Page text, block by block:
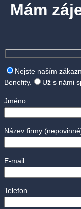
Mám
Nejste naším
Benefity.
Už s námi
Jméno
Název firmy
E-mail
Telefon